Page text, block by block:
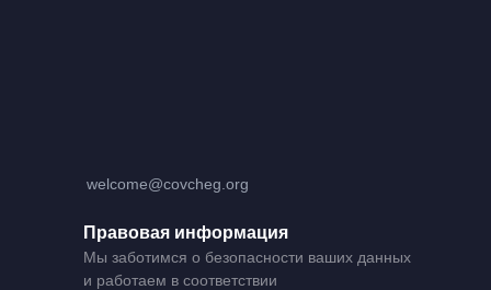
welcome@covcheg.org
Правовая информация
Мы заботимся о безопасности ваших данных
и работаем в соответствии